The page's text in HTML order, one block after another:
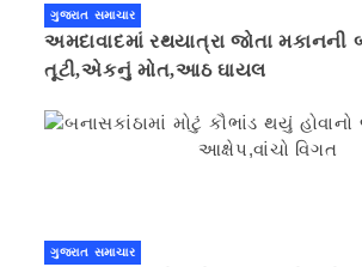
ગુજરાત સમાચાર
અમદાવાદમાં રથયાત્રા જોતા મકાનની
તૂટી,એકનું મોત,આઠ ઘાયલ
ગુજરાત સમાચાર